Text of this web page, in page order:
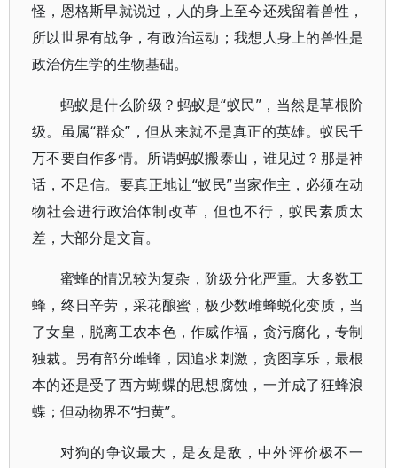
怪，恩格斯早就说过，人的身上至今还残留着兽性，
所以世界有战争，有政治运动；我想人身上的兽性是
政治仿生学的生物基础。
蚂蚁是什么阶级？蚂蚁是“蚁民”，当然是草根阶
级。虽属“群众”，但从来就不是真正的英雄。蚁民千
万不要自作多情。所谓蚂蚁搬泰山，谁见过？那是神
话，不足信。要真正地让“蚁民”当家作主，必须在动
物社会进行政治体制改革，但也不行，蚁民素质太
差，大部分是文盲。
蜜蜂的情况较为复杂，阶级分化严重。大多数工
蜂，终日辛劳，采花酿蜜，极少数雌蜂蜕化变质，当
了女皇，脱离工农本色，作威作福，贪污腐化，专制
独裁。另有部分雌蜂，因追求刺激，贪图享乐，最根
本的还是受了西方蝴蝶的思想腐蚀，一并成了狂蜂浪
蝶；但动物界不“扫黄”。
对狗的争议最大，是友是敌，中外评价极不一